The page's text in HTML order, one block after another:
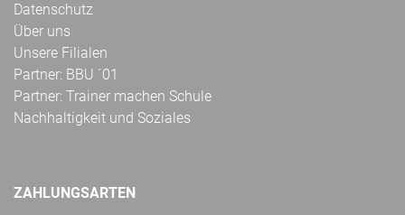
Datenschutz
Über uns
Unsere Filialen
Partner: BBU ´01
Partner: Trainer machen Schule
Nachhaltigkeit und Soziales
ZAHLUNGSARTEN